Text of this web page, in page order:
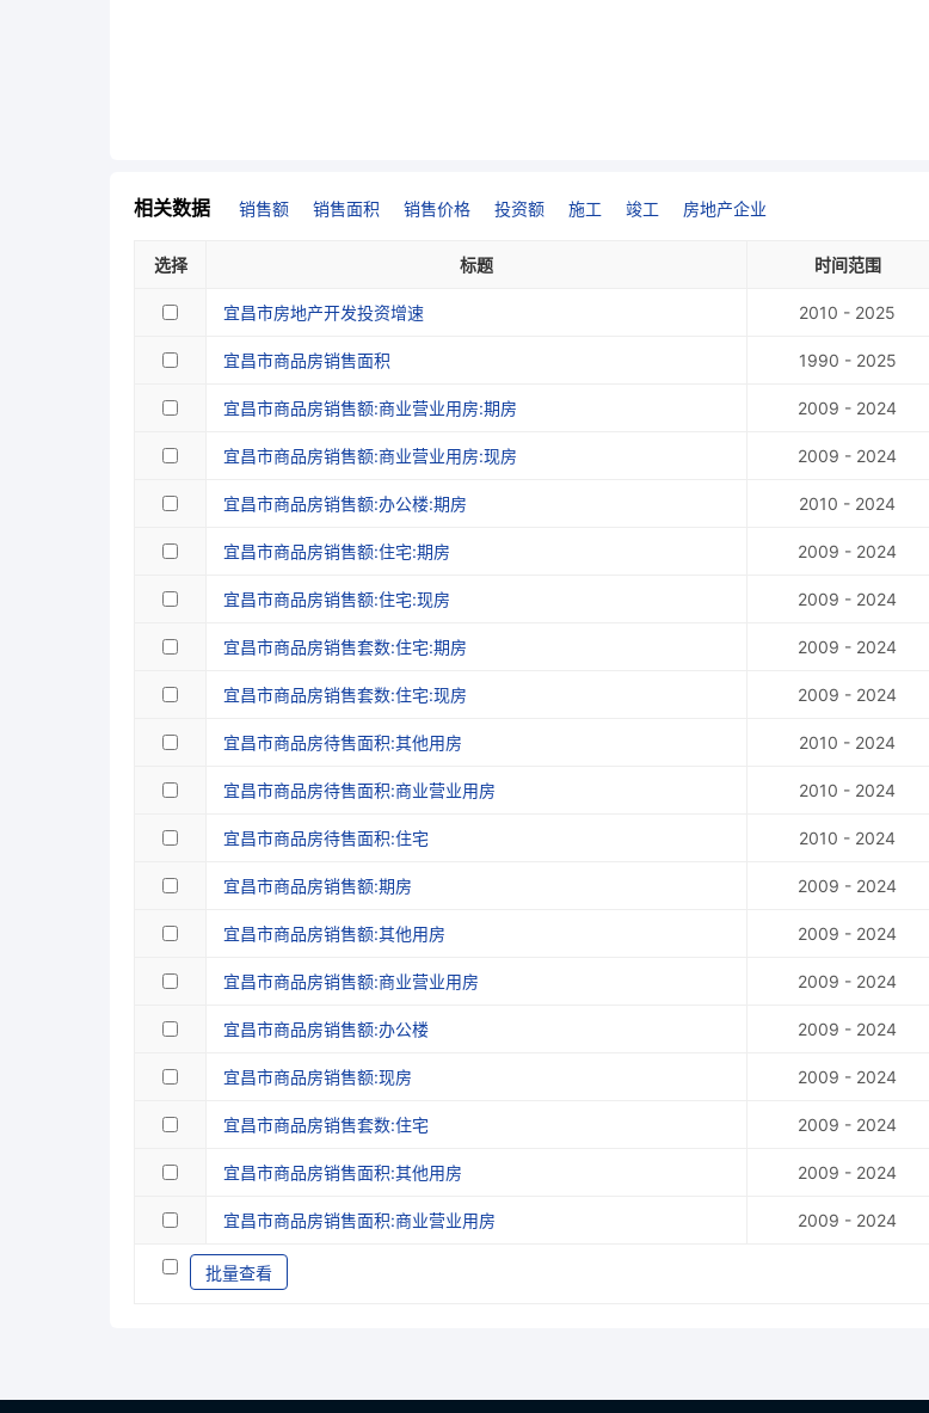
相关数据 销售额 销售面积 销售价格 投资额 施工 竣工 房地产企业
选择 标题 时间范围
宜昌市房地产开发投资增速 2010 - 2025
宜昌市商品房销售面积 1990 - 2025
宜昌市商品房销售额:商业营业用房:期房 2009 - 2024
宜昌市商品房销售额:商业营业用房:现房 2009 - 2024
宜昌市商品房销售额:办公楼:期房 2010 - 2024
宜昌市商品房销售额:住宅:期房 2009 - 2024
宜昌市商品房销售额:住宅:现房 2009 - 2024
宜昌市商品房销售套数:住宅:期房 2009 - 2024
宜昌市商品房销售套数:住宅:现房 2009 - 2024
宜昌市商品房待售面积:其他用房 2010 - 2024
宜昌市商品房待售面积:商业营业用房 2010 - 2024
宜昌市商品房待售面积:住宅 2010 - 2024
宜昌市商品房销售额:期房 2009 - 2024
宜昌市商品房销售额:其他用房 2009 - 2024
宜昌市商品房销售额:商业营业用房 2009 - 2024
宜昌市商品房销售额:办公楼 2009 - 2024
宜昌市商品房销售额:现房 2009 - 2024
宜昌市商品房销售套数:住宅 2009 - 2024
宜昌市商品房销售面积:其他用房 2009 - 2024
宜昌市商品房销售面积:商业营业用房 2009 - 2024
批量查看